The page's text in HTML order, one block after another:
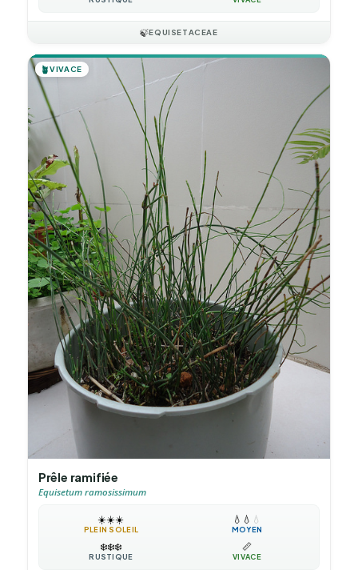
🍃EQUISETACEAE
🪴VIVACE
Prêle ramifiée
Equisetum ramosissimum
☀️☀️☀️
PLEIN SOLEIL
💧 💧 💧
MOYEN
❄️❄️❄️
RUSTIQUE
📏
VIVACE